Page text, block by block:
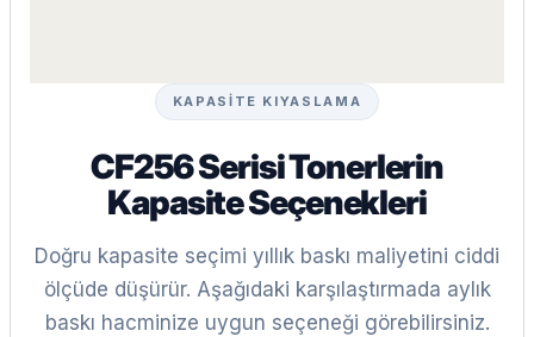
KAPASİTE KIYASLAMA
CF256 Serisi Tonerlerin
Kapasite Seçenekleri
Doğru kapasite seçimi yıllık baskı maliyetini ciddi
ölçüde düşürür. Aşağıdaki karşılaştırmada aylık
baskı hacminize uygun seçeneği görebilirsiniz.